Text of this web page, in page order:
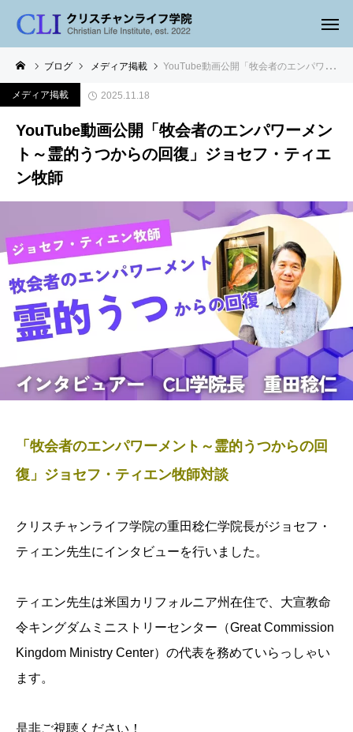
ブログ メディア掲載 YouTube動画公開「牧会者のエンパワーメント～霊的うつからの回復」ジョセフ・ティエン牧師
メディア掲載 2025.11.18
YouTube動画公開「牧会者のエンパワーメン
ト～霊的うつからの回復」ジョセフ・ティエ
ン牧師
「牧会者のエンパワーメント～霊的うつからの回
復」ジョセフ・ティエン牧師対談
クリスチャンライフ学院の重田稔仁学院長がジョセフ・
ティエン先生にインタビューを行いました。
ティエン先生は米国カリフォルニア州在住で、大宣教命
令キングダムミニストリーセンター（Great Commission
Kingdom Ministry Center）の代表を務めていらっしゃい
ます。
是非ご視聴ください！